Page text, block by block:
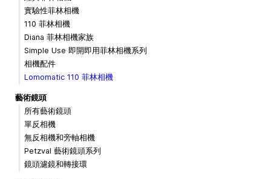
實驗性菲林相機
110 菲林相機
Diana 菲林相機家族
Simple Use 即開即用菲林相機系列
相機配件
Lomomatic 110 菲林相機
藝術鏡頭
所有藝術鏡頭
單反相機
無反相機和旁軸相機
Petzval 藝術鏡頭系列
鏡頭濾鏡和轉接環